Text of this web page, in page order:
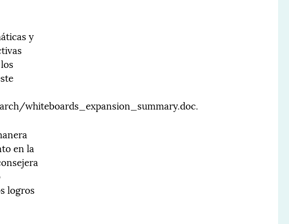
y
whiteboards_expansion_summary.doc.
en la
logros